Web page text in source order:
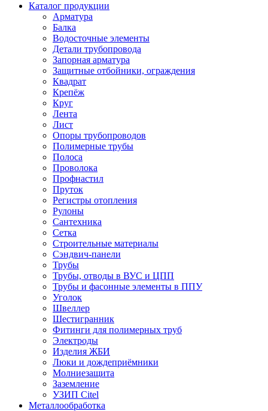
Каталог продукции
Арматура
Балка
Водосточные элементы
Детали трубопровода
Запорная арматура
Защитные отбойники, ограждения
Квадрат
Крепёж
Круг
Лента
Лист
Опоры трубопроводов
Полимерные трубы
Полоса
Проволока
Профнастил
Пруток
Регистры отопления
Рулоны
Сантехника
Сетка
Строительные материалы
Сэндвич-панели
Трубы
Трубы, отводы в ВУС и ЦПП
Трубы и фасонные элементы в ППУ
Уголок
Швеллер
Шестигранник
Фитинги для полимерных труб
Электроды
Изделия ЖБИ
Люки и дождеприёмники
Молниезащита
Заземление
УЗИП Citel
Металлообработка